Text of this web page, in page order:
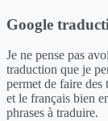
Google
Je ne pense pas
traduction que je
permet de faire des
et le français bien
phrases à traduire.